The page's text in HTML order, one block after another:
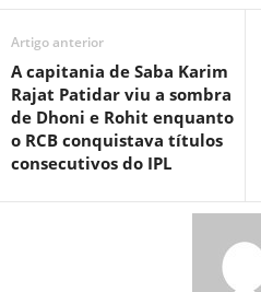
Artigo anterior
A capitania de Saba Karim
Rajat Patidar viu a sombra
de Dhoni e Rohit enquanto
o RCB conquistava títulos
consecutivos do IPL